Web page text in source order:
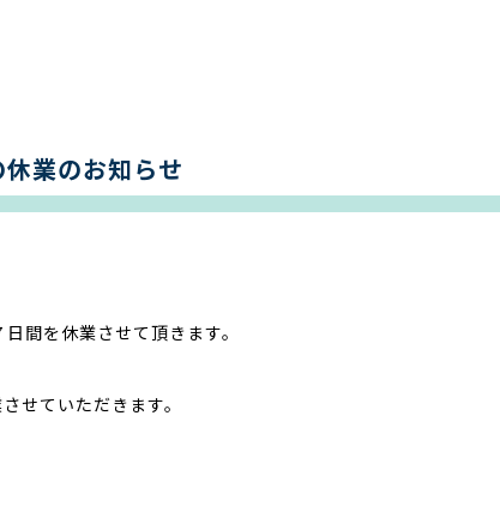
休業のお知らせ
間を休業させて頂きます。
せていただきます。